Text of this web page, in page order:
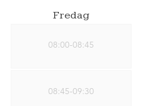
Fredag
08:00-08:45
08:45-09:30